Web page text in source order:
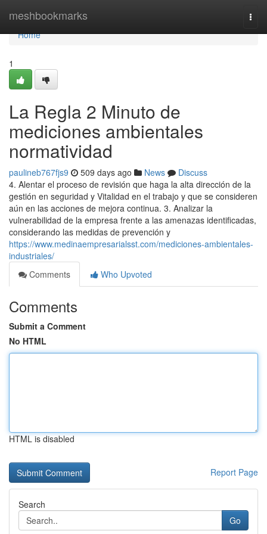
meshbookmarks
Home
Home
1
La Regla 2 Minuto de
mediciones ambientales
normatividad
paulineb767fjs9 509 days ago News
Discuss
4. Alentar el proceso de revisión que haga la alta dirección de la
gestión en seguridad y Vitalidad en el trabajo y que se consideren
aún en las acciones de mejora continua. 3. Analizar la
vulnerabilidad de la empresa frente a las amenazas identificadas,
considerando las medidas de prevención y
https://www.medinaempresarialsst.com/mediciones-ambientales-
industriales/
Comments
Who Upvoted
Comments
Submit a Comment
No HTML
HTML is disabled
Report Page
Search
Go